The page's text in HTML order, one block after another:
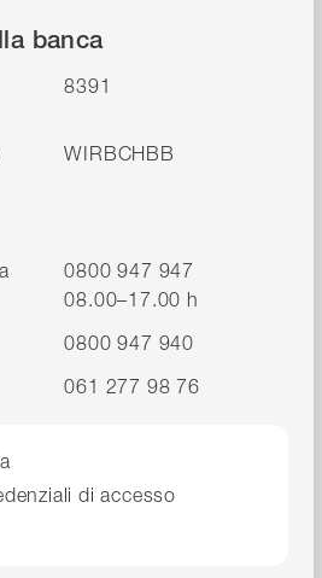
banca
8391
WIRBCHBB
0800 947 947
08.00–17.00 h
0800 947 940
061 277 98 76
di accesso